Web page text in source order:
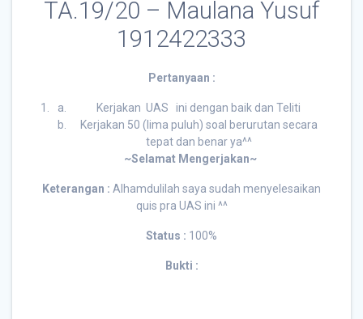
TA.19/20 – Maulana Yusuf
1912422333
Pertanyaan :
Kerjakan UAS ini dengan baik dan Teliti
Kerjakan 50 (lima puluh) soal berurutan secara
tepat dan benar ya^^
~Selamat Mengerjakan~
Keterangan : Alhamdulilah saya sudah menyelesaikan
quis pra UAS ini ^^
Status : 100%
Bukti :